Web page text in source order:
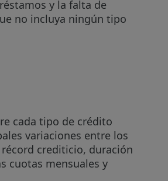
y la falta de
no incluya ningún tipo
cada tipo de crédito
variaciones entre los
crediticio, duración
cuotas mensuales y